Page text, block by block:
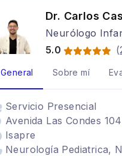
Dr. Carlos
Neurólogo
5.0
(
General Sobre mí
Servicio Presencial
Avenida Las Condes
Isapre
Neurología Pediatrica,